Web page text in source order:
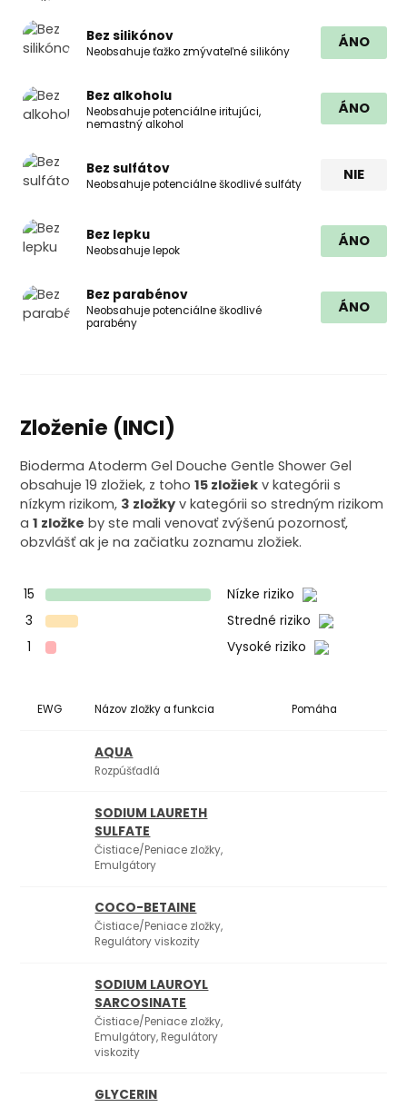
Bez silikónov
Neobsahuje ťažko zmývateľné silikóny
ÁNO
Bez alkoholu
Neobsahuje potenciálne iritujúci,
nemastný alkohol
ÁNO
Bez sulfátov
Neobsahuje potenciálne škodlivé sulfáty
NIE
Bez lepku
Neobsahuje lepok
ÁNO
Bez parabénov
Neobsahuje potenciálne škodlivé
parabény
ÁNO
Zloženie (INCI)
Bioderma Atoderm Gel Douche Gentle Shower Gel
obsahuje 19 zložiek, z toho15 zložiek v kategórii s
nízkym rizikom, 3 zložky v kategórii so stredným rizikom
a1 zložke by ste mali venovať zvýšenú pozornosť,
obzvlášť ak je na začiatku zoznamu zložiek.
15
Nízke riziko
3
Stredné riziko
1
Vysoké riziko
EWG Názov zložky a funkcia Pomáha
AQUA
Rozpúšťadlá
SODIUM LAURETH
SULFATE
Čistiace/Peniace zložky,
Emulgátory
COCO-BETAINE
Čistiace/Peniace zložky,
Regulátory viskozity
SO­DIUM LAUROYL
SARCOSINATE
Čistiace/Peniace zložky,
Emulgátory, Regulátory
viskozity
GLYCERIN